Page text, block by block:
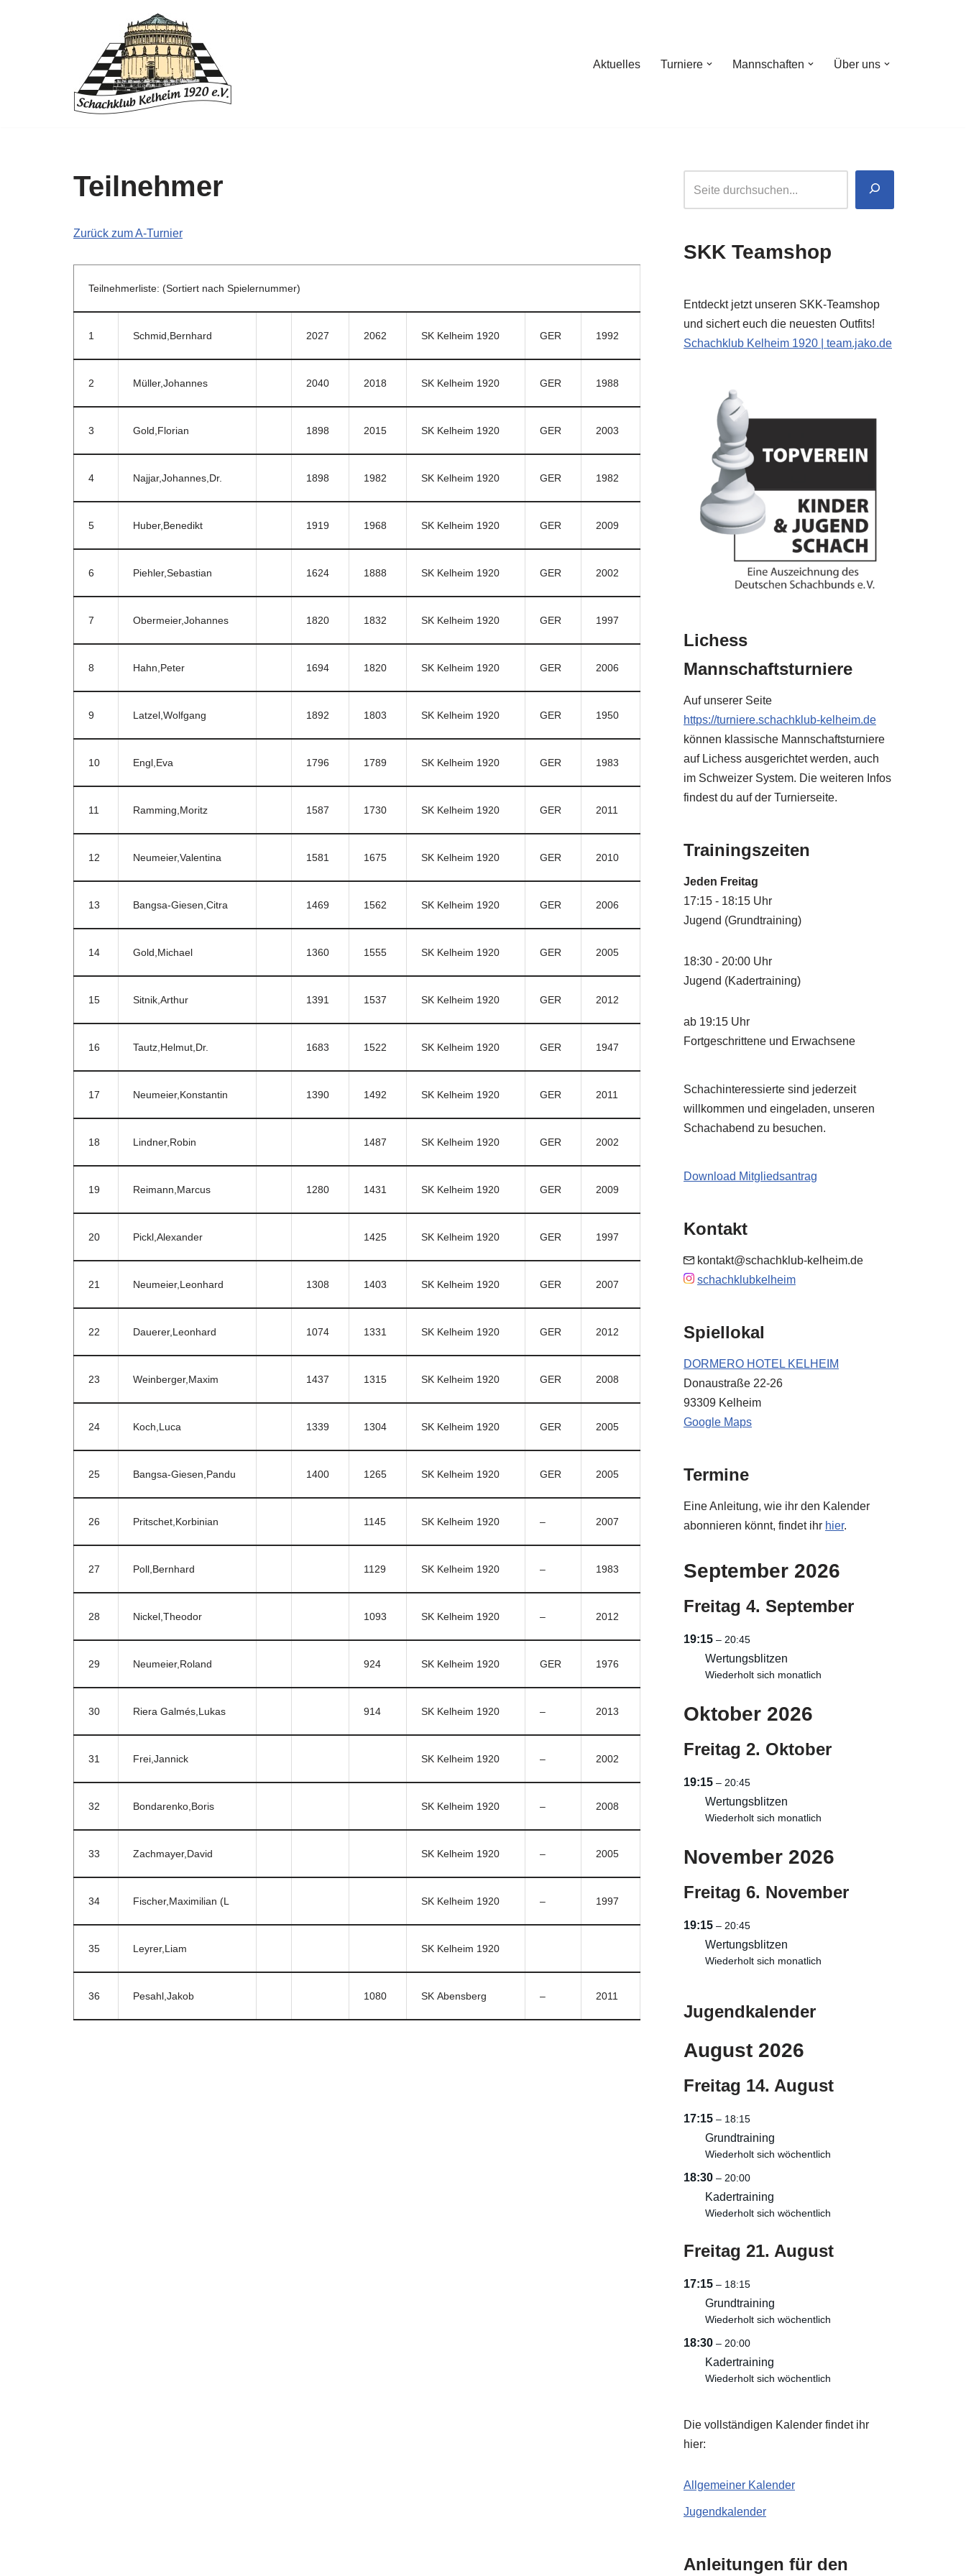
Aktuelles Turniere Mannschaften Über uns
Teilnehmer
Zurück zum A-Turnier
Teilnehmerliste: (Sortiert nach Spielernummer)
1 Schmid,Bernhard 2027 2062 SK Kelheim 1920 GER 1992
2 Müller,Johannes 2040 2018 SK Kelheim 1920 GER 1988
3 Gold,Florian 1898 2015 SK Kelheim 1920 GER 2003
4 Najjar,Johannes,Dr. 1898 1982 SK Kelheim 1920 GER 1982
5 Huber,Benedikt 1919 1968 SK Kelheim 1920 GER 2009
6 Piehler,Sebastian 1624 1888 SK Kelheim 1920 GER 2002
7 Obermeier,Johannes 1820 1832 SK Kelheim 1920 GER 1997
8 Hahn,Peter 1694 1820 SK Kelheim 1920 GER 2006
9 Latzel,Wolfgang 1892 1803 SK Kelheim 1920 GER 1950
10 Engl,Eva 1796 1789 SK Kelheim 1920 GER 1983
11 Ramming,Moritz 1587 1730 SK Kelheim 1920 GER 2011
12 Neumeier,Valentina 1581 1675 SK Kelheim 1920 GER 2010
13 Bangsa-Giesen,Citra 1469 1562 SK Kelheim 1920 GER 2006
14 Gold,Michael 1360 1555 SK Kelheim 1920 GER 2005
15 Sitnik,Arthur 1391 1537 SK Kelheim 1920 GER 2012
16 Tautz,Helmut,Dr. 1683 1522 SK Kelheim 1920 GER 1947
17 Neumeier,Konstantin 1390 1492 SK Kelheim 1920 GER 2011
18 Lindner,Robin 1487 SK Kelheim 1920 GER 2002
19 Reimann,Marcus 1280 1431 SK Kelheim 1920 GER 2009
20 Pickl,Alexander 1425 SK Kelheim 1920 GER 1997
21 Neumeier,Leonhard 1308 1403 SK Kelheim 1920 GER 2007
22 Dauerer,Leonhard 1074 1331 SK Kelheim 1920 GER 2012
23 Weinberger,Maxim 1437 1315 SK Kelheim 1920 GER 2008
24 Koch,Luca 1339 1304 SK Kelheim 1920 GER 2005
25 Bangsa-Giesen,Pandu 1400 1265 SK Kelheim 1920 GER 2005
26 Pritschet,Korbinian 1145 SK Kelheim 1920 – 2007
27 Poll,Bernhard 1129 SK Kelheim 1920 – 1983
28 Nickel,Theodor 1093 SK Kelheim 1920 – 2012
29 Neumeier,Roland 924 SK Kelheim 1920 GER 1976
30 Riera Galmés,Lukas 914 SK Kelheim 1920 – 2013
31 Frei,Jannick SK Kelheim 1920 – 2002
32 Bondarenko,Boris SK Kelheim 1920 – 2008
33 Zachmayer,David SK Kelheim 1920 – 2005
34 Fischer,Maximilian (L SK Kelheim 1920 – 1997
35 Leyrer,Liam SK Kelheim 1920
36 Pesahl,Jakob 1080 SK Abensberg – 2011
SKK Teamshop
Entdeckt jetzt unseren SKK-Teamshop
und sichert euch die neuesten Outfits!
Schachklub Kelheim 1920 | team.jako.de
Lichess
Mannschaftsturniere
Auf unserer Seite
https://turniere.schachklub-kelheim.de
können klassische Mannschaftsturniere
auf Lichess ausgerichtet werden, auch
im Schweizer System. Die weiteren Infos
findest du auf der Turnierseite.
Trainingszeiten
Jeden Freitag
17:15 - 18:15 Uhr
Jugend (Grundtraining)
18:30 - 20:00 Uhr
Jugend (Kadertraining)
ab 19:15 Uhr
Fortgeschrittene und Erwachsene
Schachinteressierte sind jederzeit
willkommen und eingeladen, unseren
Schachabend zu besuchen.
Download Mitgliedsantrag
Kontakt
kontakt@schachklub-kelheim.de
schachklubkelheim
Spiellokal
DORMERO HOTEL KELHEIM
Donaustraße 22-26
93309 Kelheim
Google Maps
Termine
Eine Anleitung, wie ihr den Kalender
abonnieren könnt, findet ihr hier.
September 2026
Freitag 4. September
19:15 – 20:45
Wertungsblitzen
Wiederholt sich monatlich
Oktober 2026
Freitag 2. Oktober
19:15 – 20:45
Wertungsblitzen
Wiederholt sich monatlich
November 2026
Freitag 6. November
19:15 – 20:45
Wertungsblitzen
Wiederholt sich monatlich
Jugendkalender
August 2026
Freitag 14. August
17:15 – 18:15
Grundtraining
Wiederholt sich wöchentlich
18:30 – 20:00
Kadertraining
Wiederholt sich wöchentlich
Freitag 21. August
17:15 – 18:15
Grundtraining
Wiederholt sich wöchentlich
18:30 – 20:00
Kadertraining
Wiederholt sich wöchentlich
Die vollständigen Kalender findet ihr
hier:
Allgemeiner Kalender
Jugendkalender
Anleitungen für den